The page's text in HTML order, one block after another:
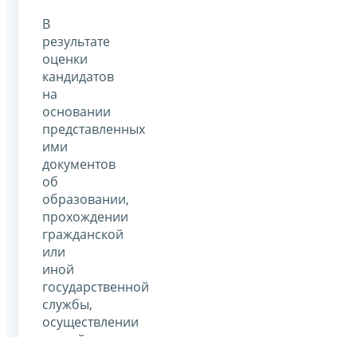
В
результате
оценки
кандидатов
на
основании
представленных
ими
документов
об
образовании,
прохождении
гражданской
или
иной
государственной
службы,
осуществлении